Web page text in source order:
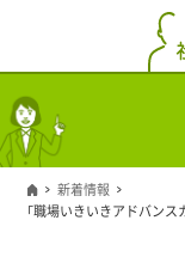
新着情報
「職場いきいきアドバンス